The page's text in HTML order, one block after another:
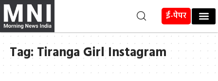
ई-पेपर
Tag: Tiranga Girl Instagram